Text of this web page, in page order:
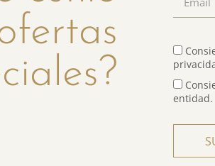
entidad.